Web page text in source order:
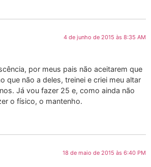
4 de junho de 2015 às 8:35 AM
por meus pais não aceitarem que
que não a deles, treinei e criei meu altar
Já vou fazer 25 e, como ainda não
o físico, o mantenho.
18 de maio de 2015 às 6:40 PM